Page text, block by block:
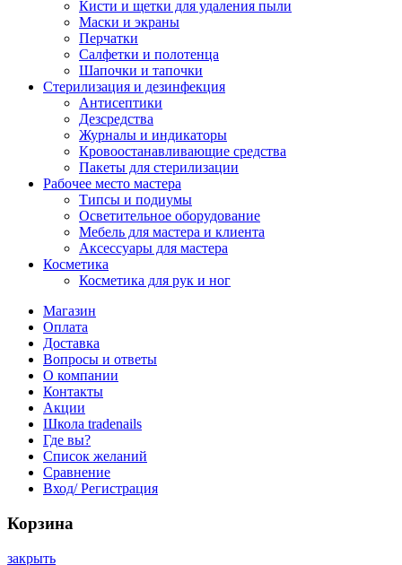
Кисти и щетки для удаления пыли
Маски и экраны
Перчатки
Салфетки и полотенца
Шапочки и тапочки
Стерилизация и дезинфекция
Антисептики
Дезсредства
Журналы и индикаторы
Кровоостанавливающие средства
Пакеты для стерилизации
Рабочее место мастера
Типсы и подиумы
Осветительное оборудование
Мебель для мастера и клиента
Аксессуары для мастера
Косметика
Косметика для рук и ног
Магазин
Оплата
Доставка
Вопросы и ответы
О компании
Контакты
Акции
Школа tradenails
Где вы?
Список желаний
Сравнение
Вход/ Регистрация
Корзина
закрыть